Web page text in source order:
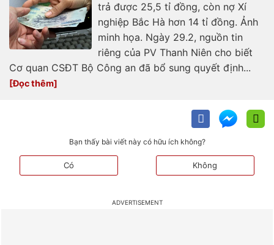
trả được 25,5 tỉ đồng, còn nợ Xí
nghiệp Bắc Hà hơn 14 tỉ đồng. Ảnh
minh họa. Ngày 29.2, nguồn tin
riêng của PV Thanh Niên cho biết
Cơ quan CSĐT Bộ Công an đã bổ sung quyết định...
Bạn thấy bài viết này có hữu ích không?
Có Không